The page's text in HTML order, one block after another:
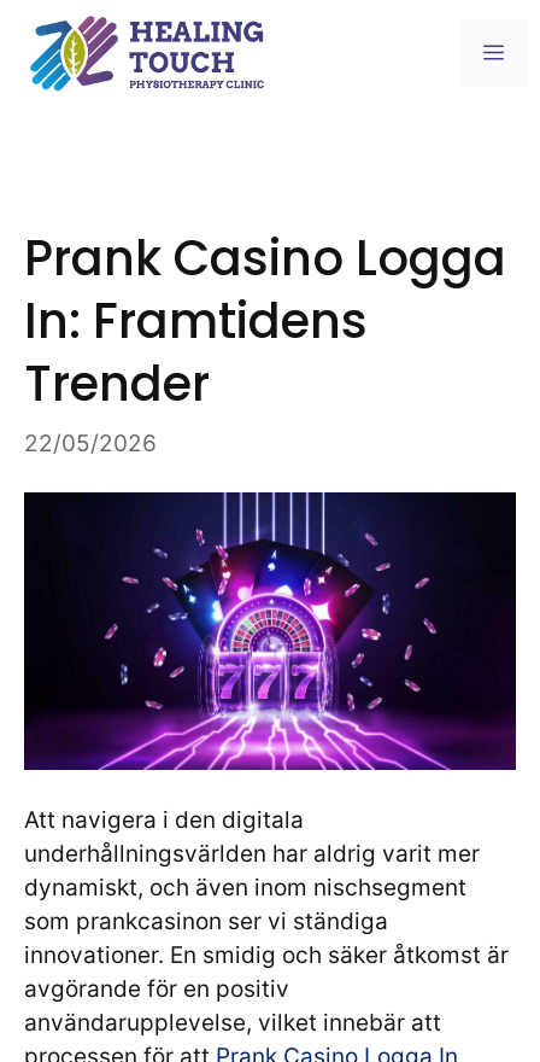
content
Prank Casino Logga
In: Framtidens
Trender
22/05/2026
Att navigera i den digitala
underhållningsvärlden har aldrig varit mer
dynamiskt, och även inom nischsegment
som prankcasinon ser vi ständiga
innovationer. En smidig och säker åtkomst är
avgörande för en positiv
användarupplevelse, vilket innebär att